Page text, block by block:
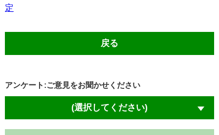
定
戻る
アンケート:ご意見をお聞かせください
(選択してください)